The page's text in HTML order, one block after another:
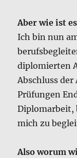
Aber wie ist
Ich bin nun
diplomierten
Abschluss
Prüfungen
Diplomarbeit,
mich zu
Also worum